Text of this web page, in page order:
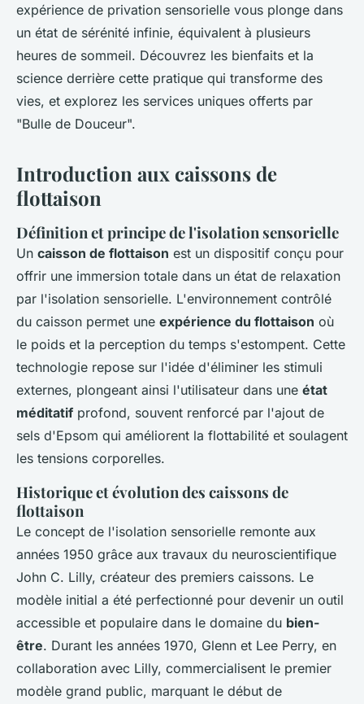
expérience de privation sensorielle vous plonge dans
un état de sérénité infinie, équivalent à plusieurs
heures de sommeil. Découvrez les bienfaits et la
science derrière cette pratique qui transforme des
vies, et explorez les services uniques offerts par
"Bulle de Douceur".
Introduction aux caissons de
flottaison
Définition et principe de l'isolation sensorielle
Un caisson de flottaison est un dispositif conçu pour
offrir une immersion totale dans un état de relaxation
par l'isolation sensorielle. L'environnement contrôlé
du caisson permet une expérience du flottaison où
le poids et la perception du temps s'estompent. Cette
technologie repose sur l'idée d'éliminer les stimuli
externes, plongeant ainsi l'utilisateur dans une état
méditatif profond, souvent renforcé par l'ajout de
sels d'Epsom qui améliorent la flottabilité et soulagent
les tensions corporelles.
Historique et évolution des caissons de
flottaison
Le concept de l'isolation sensorielle remonte aux
années 1950 grâce aux travaux du neuroscientifique
John C. Lilly, créateur des premiers caissons. Le
modèle initial a été perfectionné pour devenir un outil
accessible et populaire dans le domaine du bien-
être. Durant les années 1970, Glenn et Lee Perry, en
collaboration avec Lilly, commercialisent le premier
modèle grand public, marquant le début de